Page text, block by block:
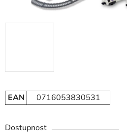
EAN 0716053830531
Dostupnosť